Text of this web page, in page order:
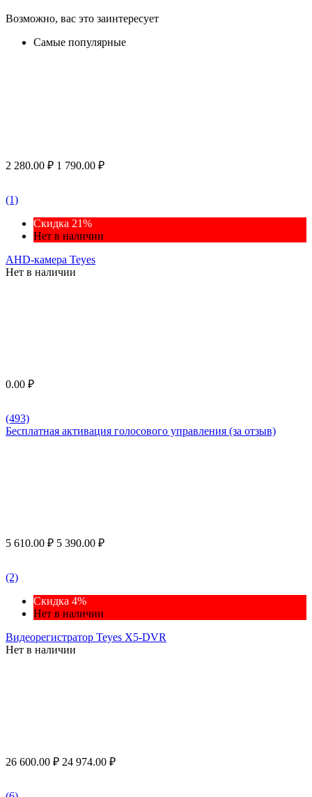
Возможно, вас это заинтересует
Самые популярные
2 280.00 ₽ 1 790.00 ₽
(1)
Скидка 21%
Нет в наличии
AHD-камера Teyes
Нет в наличии
0.00 ₽
(493)
Бесплатная активация голосового управления (за отзыв)
5 610.00 ₽ 5 390.00 ₽
(2)
Скидка 4%
Нет в наличии
Видеорегистратор Teyes X5-DVR
Нет в наличии
26 600.00 ₽ 24 974.00 ₽